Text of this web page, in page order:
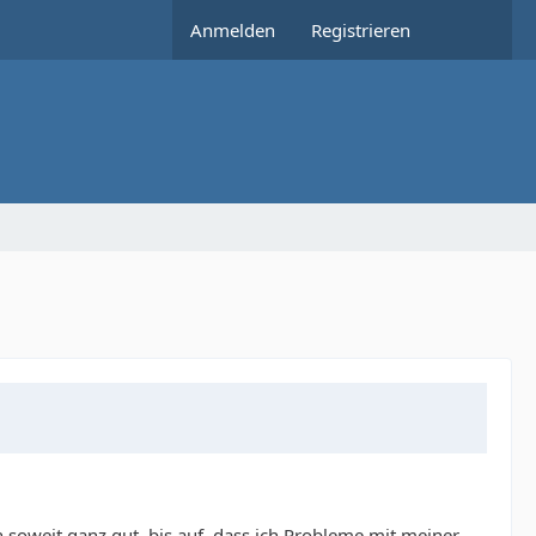
Anmelden Registrieren